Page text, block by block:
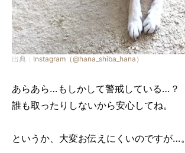
出典： Instagram（@hana_shiba_hana）
あらあら…もしかして警戒している…？
誰も取ったりしないから安心してね。
というか、大変お伝えにくいのですが…。